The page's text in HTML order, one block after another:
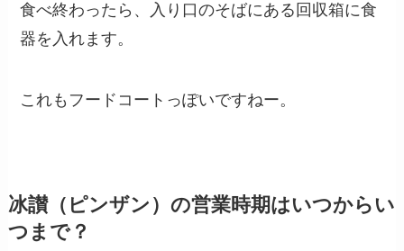
食べ終わったら、入り口のそばにある回収箱に食
器を入れます。
これもフードコートっぽいですねー。
冰讃（ピンザン）の営業時期はいつからい
つまで？